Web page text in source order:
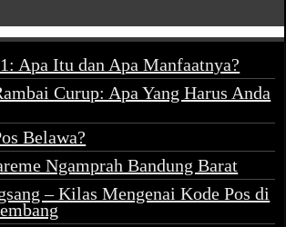
Apa Itu dan Apa Manfaatnya?
Curup: Apa Yang Harus Anda
Belawa?
Ngamprah Bandung Barat
– Kilas Mengenai Kode Pos di